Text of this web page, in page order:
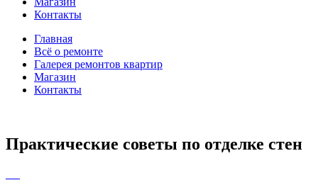
Контакты
Главная
Всё о ремонте
Галерея ремонтов квартир
Магазин
Контакты
Практические советы по отделке стен